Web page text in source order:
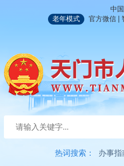
中
老年模式
官方微信 |
热词搜索： 办事指